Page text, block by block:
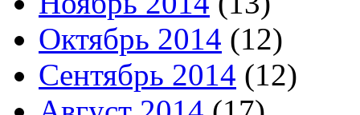
Октябрь 2014 (12)
Сентябрь 2014 (12)